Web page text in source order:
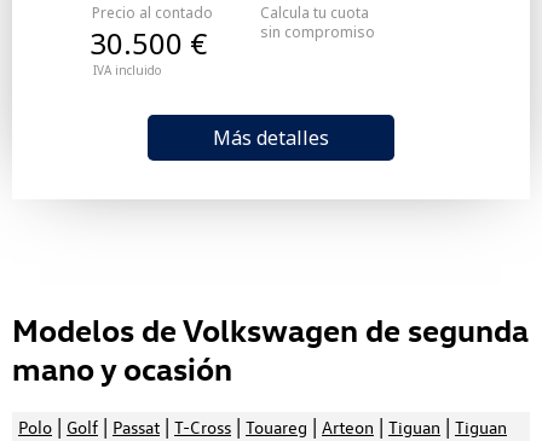
Precio al contado
IVA incluido
30.500 €
Más detalles
Calcula tu cuota
sin compromiso
Modelos de Volkswagen de segunda
mano y ocasión
Polo | Golf | Passat | T-Cross | Touareg | Arteon | Tiguan | Tiguan